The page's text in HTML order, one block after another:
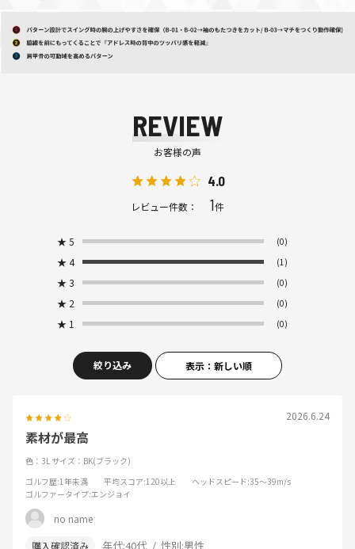
REVIEW
お客様の声
4.0
レビュー件数： 1件
★ 5 (0)
★ 4 (1)
★ 3 (0)
★ 2 (0)
★ 1 (0)
絞り込み 表示：新しい順
2026.6.24
素材が最高
色：3L サイズ：BK(ブラック)
ゴルフ歴:1年未満 平均スコア:120以上 ヘッドスピード:35～39m/s
ゴルファータイプ:エンジョイ
no name
年代:40代 性別:男性